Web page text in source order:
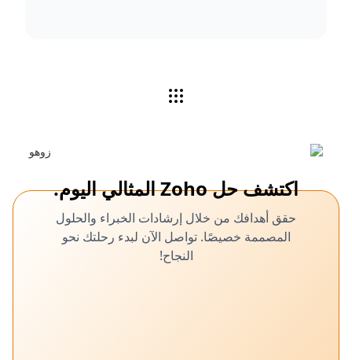
اكتشف حل Zoho المثالي اليوم.
حقق أهدافك من خلال إرشادات الخبراء والحلول
المصممة خصيصًا. تواصل الآن لبدء رحلتك نحو
النجاح!